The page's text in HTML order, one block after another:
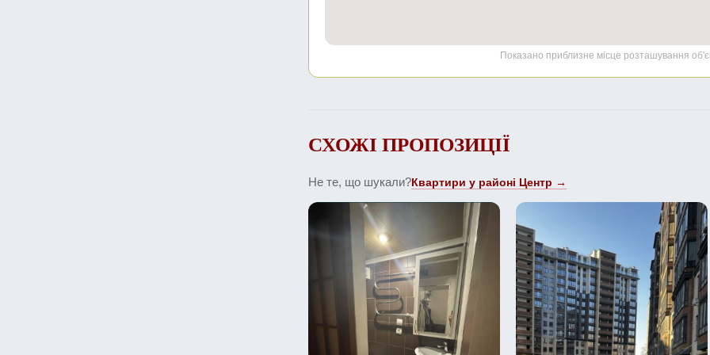
Показано приблизне місце розташування
СХОЖІ ПРОПОЗИЦІЇ
Не те, що шукали?Квартири у районі Центр →